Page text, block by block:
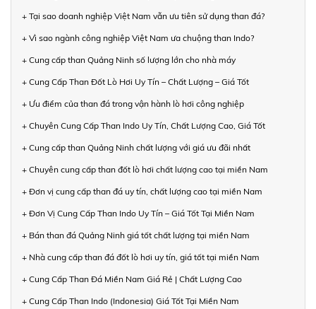
+ Tại sao doanh nghiệp Việt Nam vẫn ưu tiên sử dụng than đá?
+ Vì sao ngành công nghiệp Việt Nam ưa chuộng than Indo?
+ Cung cấp than Quảng Ninh số lượng lớn cho nhà máy
+ Cung Cấp Than Đốt Lò Hơi Uy Tín – Chất Lượng – Giá Tốt
+ Ưu điểm của than đá trong vận hành lò hơi công nghiệp
+ Chuyên Cung Cấp Than Indo Uy Tín, Chất Lượng Cao, Giá Tốt
+ Cung cấp than Quảng Ninh chất lượng với giá ưu đãi nhất
+ Chuyên cung cấp than đốt lò hơi chất lượng cao tại miền Nam
+ Đơn vị cung cấp than đá uy tín, chất lượng cao tại miền Nam
+ Đơn Vị Cung Cấp Than Indo Uy Tín – Giá Tốt Tại Miền Nam
+ Bán than đá Quảng Ninh giá tốt chất lượng tại miền Nam
+ Nhà cung cấp than đá đốt lò hơi uy tín, giá tốt tại miền Nam
+ Cung Cấp Than Đá Miền Nam Giá Rẻ | Chất Lượng Cao
+ Cung Cấp Than Indo (Indonesia) Giá Tốt Tại Miền Nam